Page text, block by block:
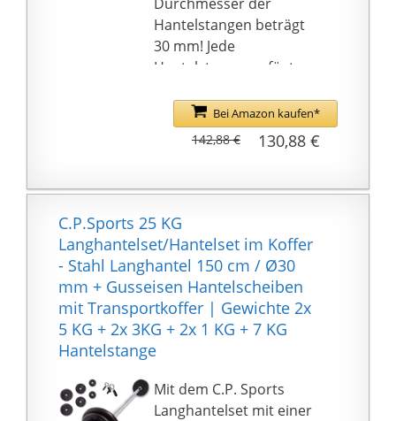
Training garantiert.
Hantelstangen beträgt
30 mm! Jede
Hantelstange verfügt
Schraubverschlüsse,
die zur Fixierung der
Gewichte auf der
verhindern, dass die
Scheiben von der
Stange rutschen.
Sowohl die beiden
Kurzhantelstangen als
auch die
Langhantelstange und
SZ Stange sind mit
Griffflächen
ausgestattet, was das
Bei Amazon kaufen*
130,88 €
142,88 €
C.P.Sports 25 KG
Langhantelset/Hantelset im Koffer
- Stahl Langhantel 150 cm / Ø30
mm + Gusseisen Hantelscheiben
mit Transportkoffer | Gewichte 2x
5 KG + 2x 3KG + 2x 1 KG + 7 KG
Hantelstange
Mit dem C.P. Sports
Langhantelset mit einer